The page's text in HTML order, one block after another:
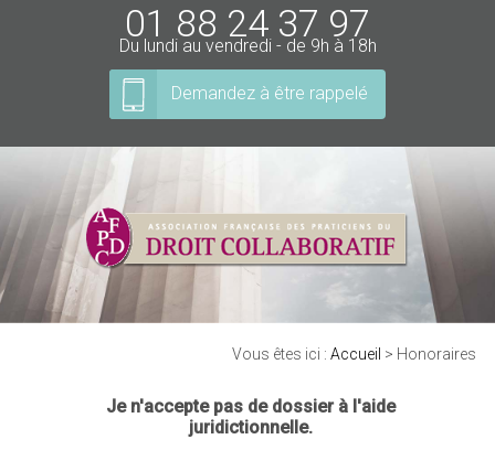
01 88 24 37 97
Du lundi au vendredi - de 9h à 18h
Demandez à être rappelé
Vous êtes ici : Accueil > Honoraires
Je n'accepte pas de dossier à l'aide
juridictionnelle.